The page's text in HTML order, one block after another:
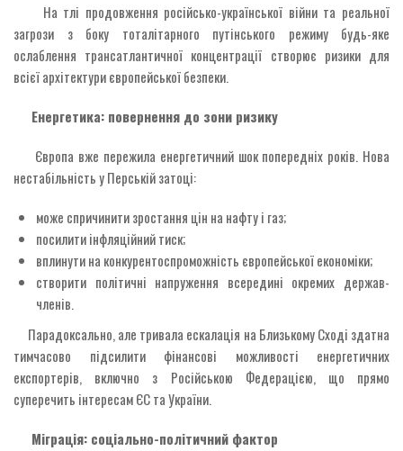
На тлі продовження російсько-української війни та реальної
загрози з боку тоталітарного путінського режиму будь-яке
ослаблення трансатлантичної концентрації створює ризики для
всієї архітектури європейської безпеки.
Енергетика: повернення до зони ризику
Європа вже пережила енергетичний шок попередніх років. Нова
нестабільність у Перській затоці:
може спричинити зростання цін на нафту і газ;
посилити інфляційний тиск;
вплинути на конкурентоспроможність європейської економіки;
створити політичні напруження всередині окремих держав-
членів.
Парадоксально, але тривала ескалація на Близькому Сході здатна
тимчасово підсилити фінансові можливості енергетичних
експортерів, включно з Російською Федерацією, що прямо
суперечить інтересам ЄС та України.
Міграція: соціально-політичний фактор